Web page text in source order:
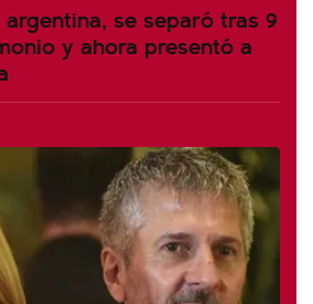
argentina, se separó tras 9
y ahora presentó a